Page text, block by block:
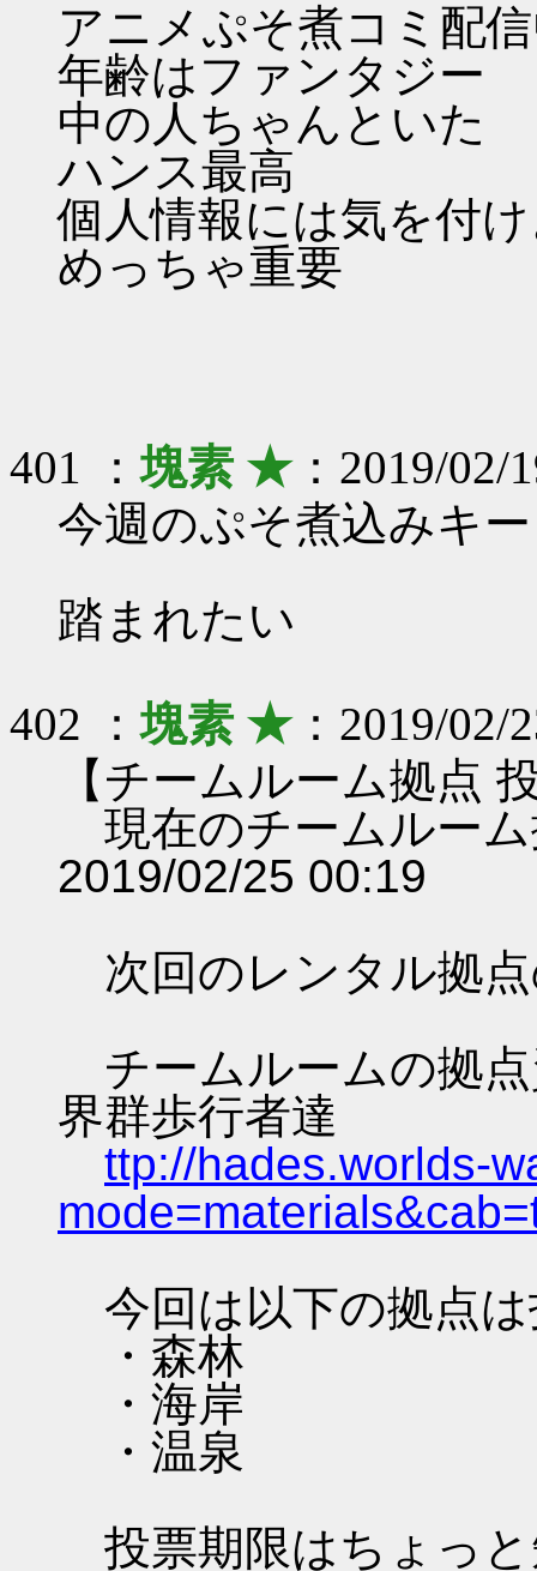
アニメぷそ煮コミ配
年齢はファンタジー
中の人ちゃんといた
ハンス最高
個人情報には気を付
めっちゃ重要
401 ：塊素 ★：2019/02/
今週のぷそ煮込みキ
踏まれたい
402 ：塊素 ★：2019/02/
【チームルーム拠点
現在のチームルー
2019/02/25 00:19
次回のレンタル拠
チームルームの拠
界群歩行者達
ttp://hades.worlds-
今回は以下の拠点
・森林
・海岸
・温泉
投票期限はちょっ